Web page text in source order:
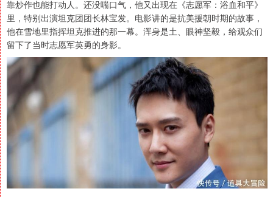
靠炒作也能打动人。还没喘口气，他又出现在《志愿军：浴血和平》
里，特别出演坦克团团长林宝发。电影讲的是抗美援朝时期的故事，
他在雪地里指挥坦克推进的那一幕。浑身是土、眼神坚毅，给观众们
留下了当时志愿军英勇的身影。